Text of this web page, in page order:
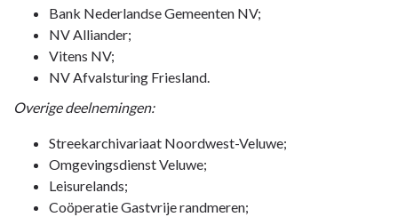
Bank Nederlandse Gemeenten NV;
NV Alliander;
Vitens NV;
NV Afvalsturing Friesland.
Overige deelnemingen:
Streekarchivariaat Noordwest-Veluwe;
Omgevingsdienst Veluwe;
Leisurelands;
Coöperatie Gastvrije randmeren;